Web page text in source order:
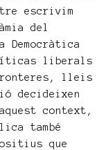
escrivim
del
Democràtica
liberals
lleis
decideixen
context,
també
que